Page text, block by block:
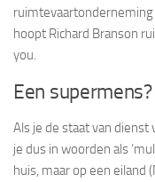
ruimtevaartonderneming
hoopt Richard Branson
you.
Een supermens?
Als je de staat van dienst
je dus in woorden als
huis, maar op een eiland